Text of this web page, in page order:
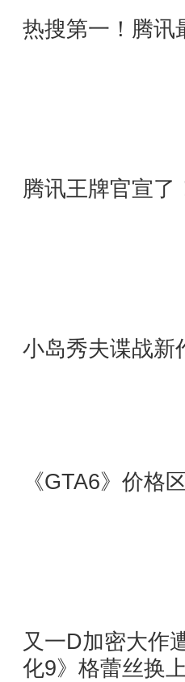
热搜第一！腾讯
腾讯王牌官宣了
小岛秀夫谍战新
《GTA6》价格
又一D加密大作
化9》格蕾丝换